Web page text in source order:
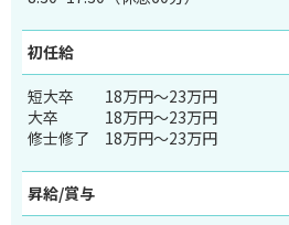
初任給
短大卒
18万円～23万円
大卒
18万円～23万円
修士修了
18万円～23万円
昇給/賞与